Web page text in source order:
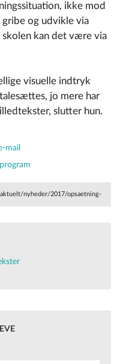
ikke mod
gribe og udvikle via
kan det være via
visuelle indtryk
jo mere har
slutter hun.
mail
nyheder/2017/opsaetning-